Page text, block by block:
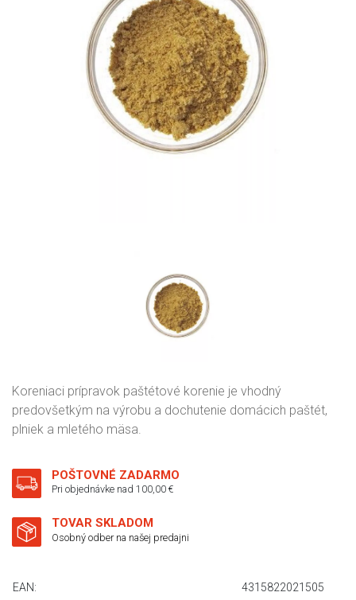
Koreniaci prípravok paštétové korenie je vhodný
predovšetkým na výrobu a dochutenie domácich paštét,
plniek a mletého mäsa.
POŠTOVNÉ ZADARMO
Pri objednávke nad 100,00 €
TOVAR SKLADOM
Osobný odber na našej predajni
EAN:
4315822021505